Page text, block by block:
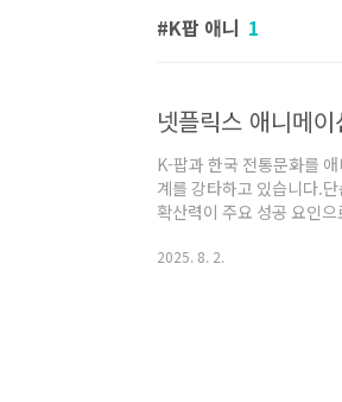
K팝 애니 1
K-팝과 한국 전통문화를
계를 강타하고 있습니다.
확산력이 주요 성공 요인
징성을 덧입혀,전통과 현
2025. 8. 2.